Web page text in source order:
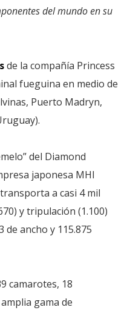
del mundo en su
de la compañía Princess
fueguina en medio de
Puerto Madryn,
del Diamond
japonesa MHI
a casi 4 mil
y tripulación (1.100)
de ancho y 115.875
camarotes, 18
gama de